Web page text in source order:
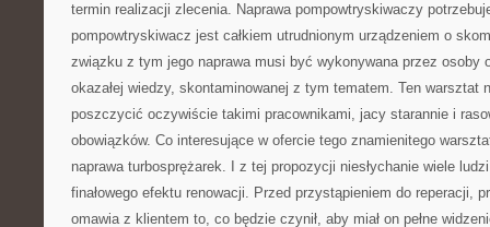
termin realizacji zlecenia. Naprawa pompowtryskiwaczy
pompowtryskiwacz jest całkiem utrudnionym urządzeniem o
związku z tym jego naprawa musi być wykonywana przez osoby
okazałej wiedzy, skontaminowanej z tym tematem. Ten warsztat
poszczycić oczywiście takimi pracownikami, jacy starannie i
obowiązków. Co interesujące w ofercie tego znamienitego
naprawa turbosprężarek. I z tej propozycji niesłychanie wiele
finałowego efektu renowacji. Przed przystąpieniem do reperacji,
omawia z klientem to, co będzie czynił, aby miał on pełne